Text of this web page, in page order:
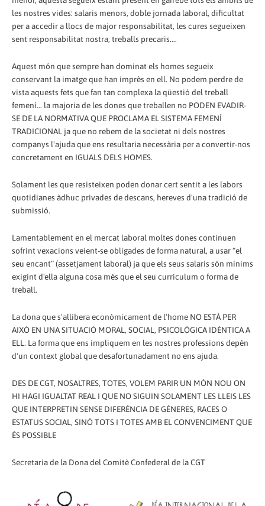
les nostres vides: salaris menors, doble jornada laboral, dificultat
per a accedir a llocs de major responsabilitat, les cures segueixen
sent responsabilitat nostra, treballs precaris....
Aquest món que sempre han dominat els homes segueix
conservant la imatge que han imprès en ell. No podem perdre de
vista aquests fets que fan tan complexa la qüestió del treball
femení... la majoria de les dones que treballen no PODEN EVADIR-
SE DE LA NORMATIVA QUE PROCLAMA EL SISTEMA FEMENÍ
TRADICIONAL ja que no rebem de la societat ni dels nostres
companys l'ajuda que ens resultaria necessària per a convertir-nos
concretament en IGUALS DELS HOMES.
Solament les que resisteixen poden donar cert sentit a les labors
quotidianes àdhuc privades de descans, hereves d'una tradició de
submissió.
Lamentablement en el mercat laboral moltes dones continuen
sofrint vexacions veient-se obligades de forma natural, a usar “el
seu encant” (assetjament laboral) ja que els seus salaris són mínims
exigint d'ella alguna cosa més que el seu currículum o forma de
treball.
La dona que s'allibera econòmicament de l'home NO ESTÀ PER
AIXÒ EN UNA SITUACIÓ MORAL, SOCIAL, PSICOLÒGICA IDÈNTICA A
ELL. La forma que ens impliquem en les nostres professions depèn
d'un context global que desafortunadament no ens ajuda.
DES DE CGT, NOSALTRES, TOTES, VOLEM PARIR UN MÓN NOU ON
HI HAGI IGUALTAT REAL I QUE NO SIGUIN SOLAMENT LES LLEIS LES
QUE INTERPRETIN SENSE DIFERÈNCIA DE GÈNERES, RACES O
ESTATUS SOCIAL, SINÓ TOTS I TOTES AMB EL CONVENCIMENT QUE
ÉS POSSIBLE
Secretaria de la Dona del Comitè Confederal de la CGT